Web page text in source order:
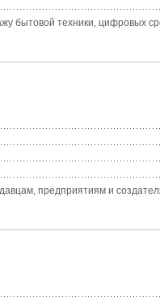
бытовой техники, цифровых
предприятиям и